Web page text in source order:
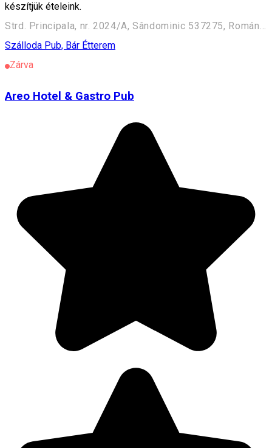
készítjük ételeink.
Strd. Principala, nr. 2024/A, Sândominic 537275, Románia
Szálloda Pub, Bár Étterem
Zárva
Areo Hotel & Gastro Pub